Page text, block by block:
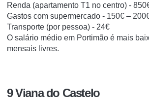
Renda (apartamento T1 no centro) -
Gastos com supermercado - 150€ –
Transporte (por pessoa) - 24€
O salário médio em Portimão é mais
mensais livres.
9 Viana do Castelo